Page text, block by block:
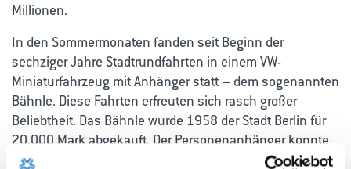
Millionen.
In den Sommermonaten fanden seit Beginn der
sechziger Jahre Stadtrundfahrten in einem VW-
Miniaturfahrzeug mit Anhänger statt – dem sogenannten
Bähnle. Diese Fahrten erfreuten sich rasch großer
Beliebtheit. Das Bähnle wurde 1958 der Stadt Berlin für
20.000 Mark abgekauft. Der Personenanhänger konnte
bis zu 50 Fahrgäste aufnehmen. Für die Pflege und